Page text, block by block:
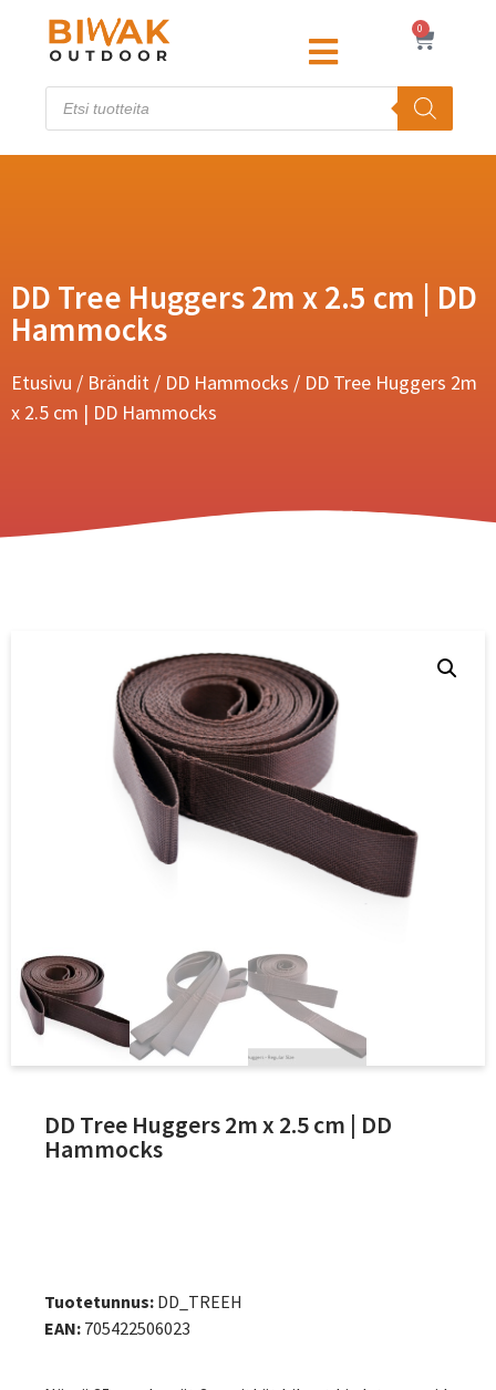
0
DD Tree Huggers 2m x 2.5 cm | DD
Hammocks
Etusivu / Brändit / DD Hammocks / DD Tree Huggers 2m
x 2.5 cm | DD Hammocks
DD Tree Huggers 2m x 2.5 cm | DD
Hammocks
Tuotetunnus: DD_TREEH
EAN: 705422506023